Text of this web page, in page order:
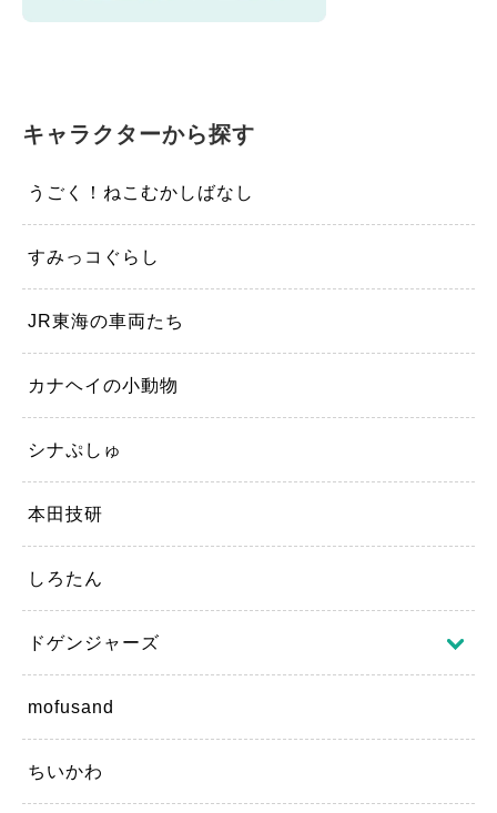
キャラクターから探す
うごく！ねこむかしばなし
すみっコぐらし
JR東海の車両たち
カナヘイの小動物
シナぷしゅ
本田技研
しろたん
ドゲンジャーズ
mofusand
ちいかわ